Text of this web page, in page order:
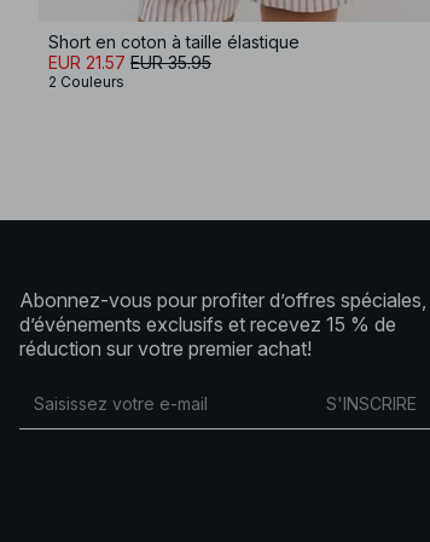
Short en coton à taille élastique
EUR 21.57 EUR 35.95
2 Couleurs
Abonnez-vous pour profiter d’offres spéciales,
d’événements exclusifs et recevez 15 % de
réduction sur votre premier achat!
S'INSCRIRE